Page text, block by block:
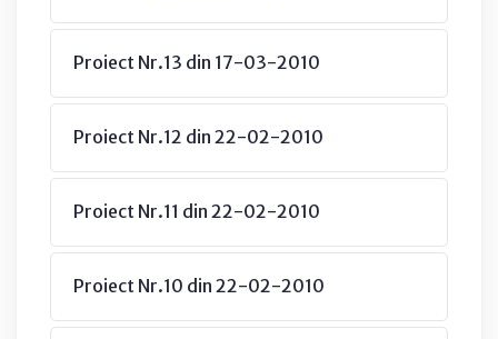
Proiect Nr.13 din 17-03-2010
Proiect Nr.12 din 22-02-2010
Proiect Nr.11 din 22-02-2010
Proiect Nr.10 din 22-02-2010